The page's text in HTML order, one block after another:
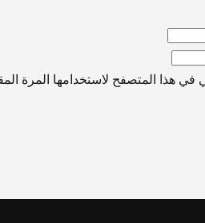
في هذا المتصفح لاستخدامها المرة